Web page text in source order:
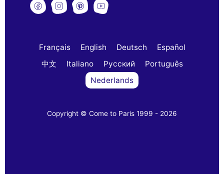
Français English Deutsch
Español
中文
Italiano Русский
Português
Nederlands
Copyright © Come to Paris 1999 - 2026